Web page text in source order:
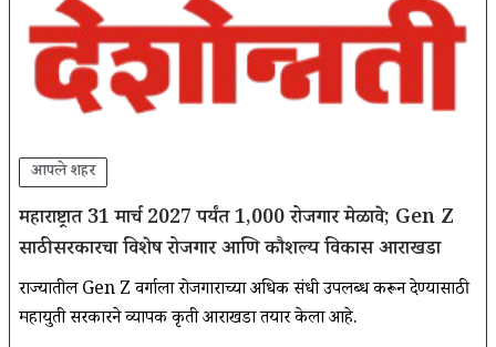
आपले शहर
महाराष्ट्रात 31 मार्च 2027 पर्यंत 1,000 रोजगार मेळावे; Gen Z
साठी सरकारचा विशेष रोजगार आणि कौशल्य विकास आराखडा
राज्यातील Gen Z वर्गाला रोजगाराच्या अधिक संधी उपलब्ध करून देण्यासाठी
महायुती सरकारने व्यापक कृती आराखडा तयार केला आहे.